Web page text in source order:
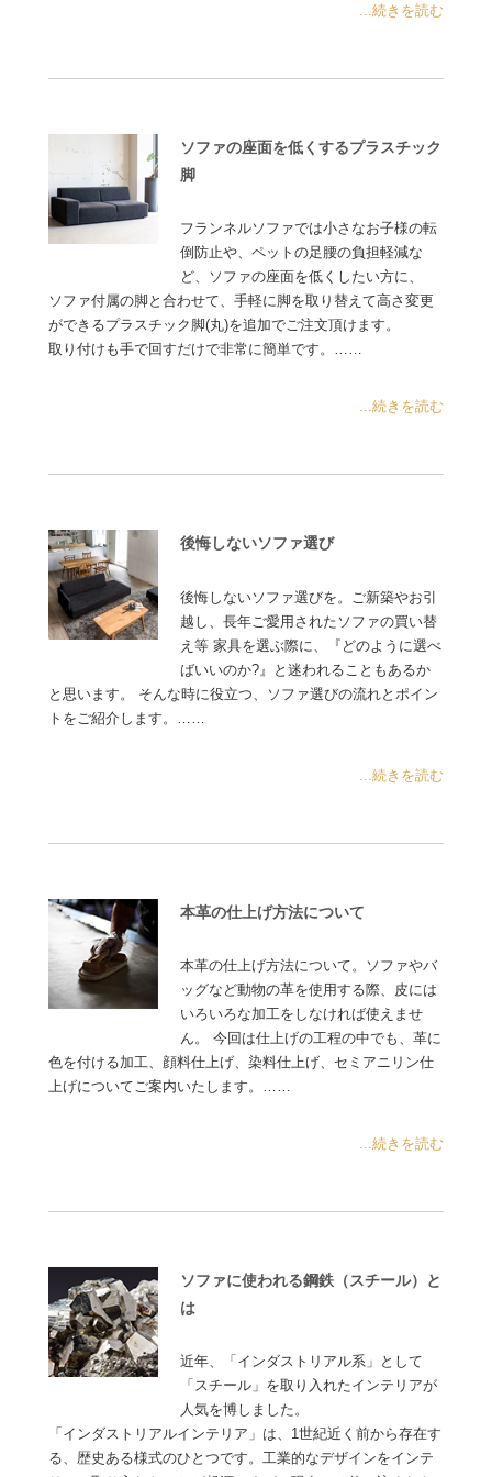
...続きを読む
ソファの座面を低くするプラスチック
脚
フランネルソファでは小さなお子様の転
倒防止や、ペットの足腰の負担軽減な
ど、ソファの座面を低くしたい方に、
ソファ付属の脚と合わせて、手軽に脚を取り替えて高さ変更
ができるプラスチック脚(丸)を追加でご注文頂けます。
取り付けも手で回すだけで非常に簡単です。……
...続きを読む
後悔しないソファ選び
後悔しないソファ選びを。ご新築やお引
越し、長年ご愛用されたソファの買い替
え等 家具を選ぶ際に、『どのように選べ
ばいいのか?』と迷われることもあるか
と思います。 そんな時に役立つ、ソファ選びの流れとポイン
トをご紹介します。……
...続きを読む
本革の仕上げ方法について
本革の仕上げ方法について。ソファやバ
ッグなど動物の革を使用する際、皮には
いろいろな加工をしなければ使えませ
ん。 今回は仕上げの工程の中でも、革に
色を付ける加工、顔料仕上げ、染料仕上げ、セミアニリン仕
上げについてご案内いたします。……
...続きを読む
ソファに使われる鋼鉄（スチール）と
は
近年、「インダストリアル系」として
「スチール」を取り入れたインテリアが
人気を博しました。
「インダストリアルインテリア」は、1世紀近く前から存在す
る、歴史ある様式のひとつです。工業的なデザインをインテ